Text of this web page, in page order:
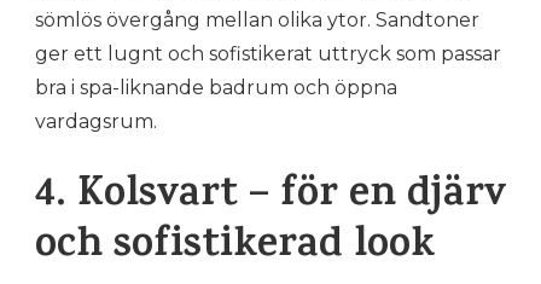
sömlös övergång mellan olika ytor. Sandtoner
ger ett lugnt och sofistikerat uttryck som passar
bra i spa-liknande badrum och öppna
vardagsrum.
4. Kolsvart – för en djärv
och sofistikerad look